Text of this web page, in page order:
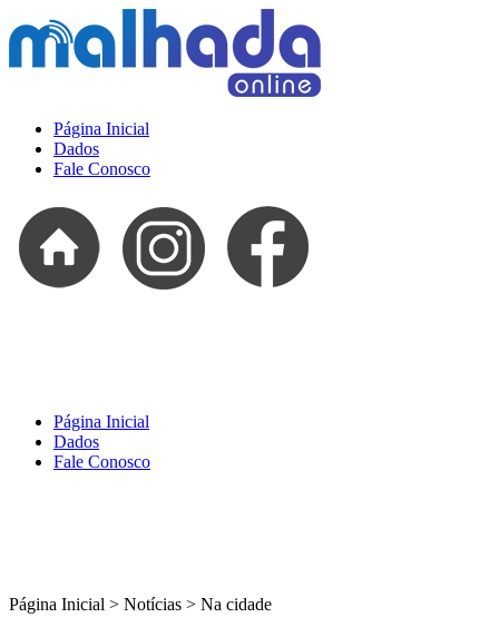
Página Inicial
Dados
Fale Conosco
Página Inicial
Dados
Fale Conosco
Página Inicial > Notícias > Na cidade